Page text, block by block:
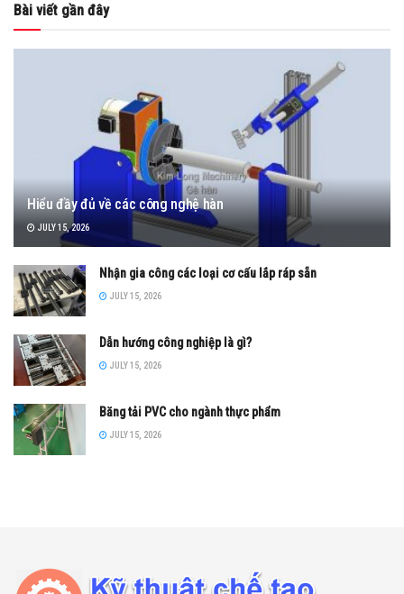
Bài viết gần đây
Hiểu đầy đủ về các công nghệ hàn
JULY 15, 2026
Nhận gia công các loại cơ cấu lắp ráp sẵn
JULY 15, 2026
Dẫn hướng công nghiệp là gì?
JULY 15, 2026
Băng tải PVC cho ngành thực phẩm
JULY 15, 2026